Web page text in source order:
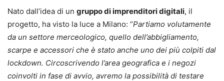
Nato dall’idea di un gruppo di imprenditori digitali, il
progetto, ha visto la luce a Milano: “Partiamo volutamente
da un settore merceologico, quello dell’abbigliamento,
scarpe e accessori che è stato anche uno dei più colpiti dal
lockdown. Circoscrivendo l’area geografica e i negozi
coinvolti in fase di avvio, avremo la possibilità di testare